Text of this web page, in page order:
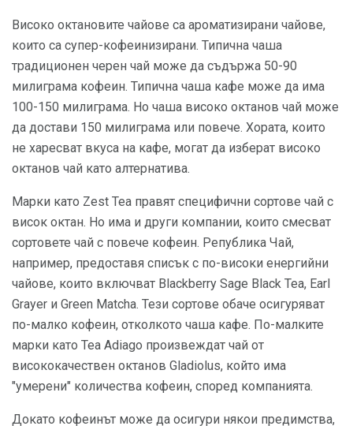
Високо октановите чайове са ароматизирани чайове,
които са супер-кофеинизирани. Типична чаша
традиционен черен чай може да съдържа 50-90
милиграма кофеин. Типична чаша кафе може да има
100-150 милиграма. Но чаша високо октанов чай ​​може
да достави 150 милиграма или повече. Хората, които
не харесват вкуса на кафе, могат да изберат високо
октанов чай ​​като алтернатива.
Марки като Zest Tea правят специфични сортове чай с
висок октан. Но има и други компании, които смесват
сортовете чай с повече кофеин. Република Чай,
например, предоставя списък с по-високи енергийни
чайове, които включват Blackberry Sage Black Tea, Earl
Grayer и Green Matcha. Тези сортове обаче осигуряват
по-малко кофеин, отколкото чаша кафе. По-малките
марки като Tea Adiago произвеждат чай от
висококачествен октанов Gladiolus, който има
"умерени" количества кофеин, според компанията.
Докато кофеинът може да осигури някои предимства,